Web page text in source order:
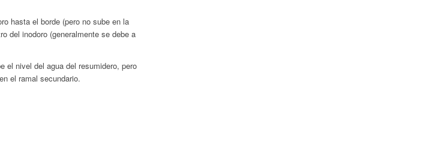
hasta el borde (pero no sube en la
del inodoro (generalmente se debe a
el nivel del agua del resumidero, pero
el ramal secundario.